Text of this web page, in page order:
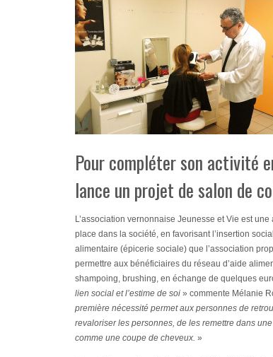
Pour compléter son activité
lance un projet de salon de
L’association vernonnaise Jeunesse et Vie est
place dans la société, en favorisant l’insertion
alimentaire (épicerie sociale) que l’association
permettre aux bénéficiaires du réseau d’aide
shampoing, brushing, en échange de quelques
lien social et l’estime de soi » commente Mélanie
première nécessité permet aux personnes de
revaloriser les personnes, de les remettre dans
comme une coupe de cheveux. »